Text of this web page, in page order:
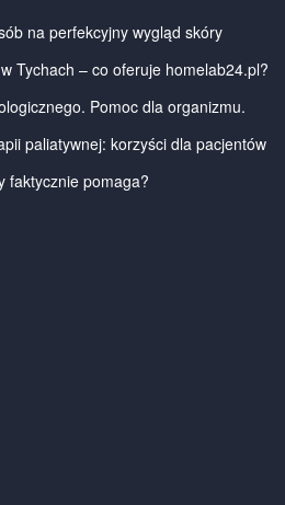
na perfekcyjny wygląd skóry
Tychach – co oferuje homelab24.pl?
Pomoc dla organizmu.
paliatywnej: korzyści dla pacjentów
faktycznie pomaga?